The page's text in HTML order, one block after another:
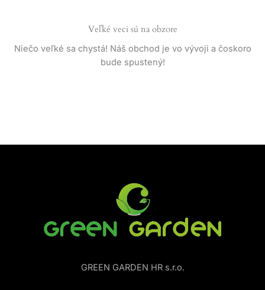
Veľké veci sú na obzore
Niečo veľké sa chystá! Náš obchod je vo vývoji a čoskoro
bude spustený!
GREEN GARDEN HR s.r.o.